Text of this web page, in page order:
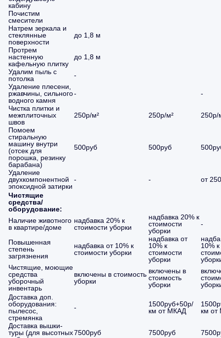
кабину
Почистим
смесители
Натрем зеркала и
стеклянные
поверхности
до 1,8 м
Протрем
настенную
кафельную плитку
до 1,8 м
Удалим пыль с
потолка
-
Удаление плесени,
ржавчины, сильного
водного камня
-
-
Чистка плитки и
межплиточных
швов
250р/м² 250р/м²
250р/
Помоем
стиральную
машину внутри
(отсек для
порошка, резинку
барабана)
500руб 500руб
Удаление
двухкомпонентной
эпоксидной затирки
- -
от
Чистящие
средства/
оборудование:
Наличие животного
в квартире/доме
надбавка 20% к
стоимости уборки
надбавка 20% к
стоимости
уборки
-
Повышенная
степень
загрязнения
надбавка от 10% к
стоимости уборки
надбавка от
10% к
стоимости
уборки
10% к
Чистящие, моющие
средства
уборочный
инвентарь
включены в стоимость
уборки
включены в
стоимость
уборки
Доставка доп.
оборудования:
пылесос,
стремянка
-
1500руб+50р/
км от МКАД
км
Доставка вышки-
туры (для высотных7500руб 7500руб